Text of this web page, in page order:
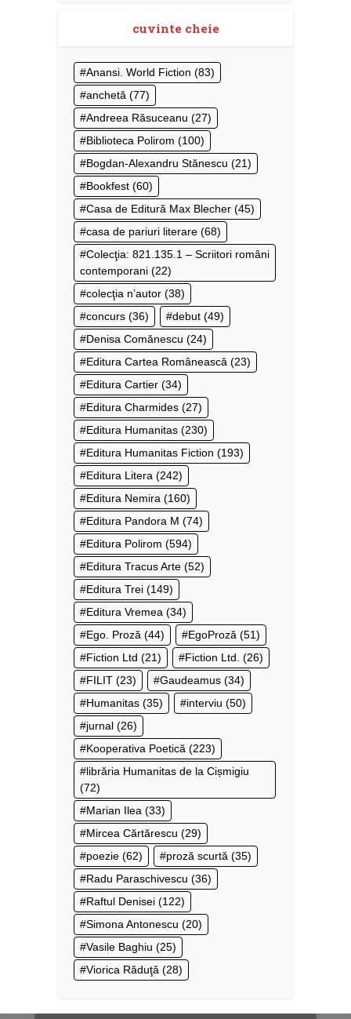
cuvinte cheie
Anansi. World Fiction (83)
anchetă (77)
Andreea Răsuceanu (27)
Biblioteca Polirom (100)
Bogdan-Alexandru Stănescu (21)
Bookfest (60)
Casa de Editură Max Blecher (45)
casa de pariuri literare (68)
Colecţia: 821.135.1 – Scriitori români
contemporani (22)
colecţia n’autor (38)
concurs (36) debut (49)
Denisa Comănescu (24)
Editura Cartea Românească (23)
Editura Cartier (34)
Editura Charmides (27)
Editura Humanitas (230)
Editura Humanitas Fiction (193)
Editura Litera (242)
Editura Nemira (160)
Editura Pandora M (74)
Editura Polirom (594)
Editura Tracus Arte (52)
Editura Trei (149)
Editura Vremea (34)
Ego. Proză (44) EgoProză (51)
Fiction Ltd (21) Fiction Ltd. (26)
FILIT (23) Gaudeamus (34)
Humanitas (35) interviu (50)
jurnal (26)
Kooperativa Poetică (223)
librăria Humanitas de la Cișmigiu
(72)
Marian Ilea (33)
Mircea Cărtărescu (29)
poezie (62) proză scurtă (35)
Radu Paraschivescu (36)
Raftul Denisei (122)
Simona Antonescu (20)
Vasile Baghiu (25)
Viorica Răduţă (28)